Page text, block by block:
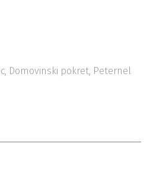
, Domovinski pokret, Peternel